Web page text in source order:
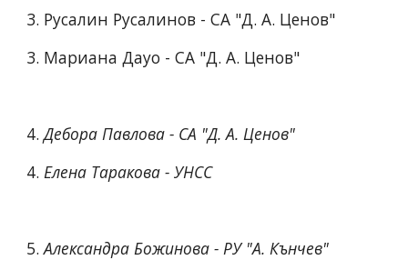
3. Русалин Русалинов - СА "Д. А. Ценов"
3. Мариана Дауо - СА "Д. А. Ценов"
4. Дебора Павлова - СА "Д. А. Ценов"
4. Елена Таракова - УНСС
5. Александра Божинова - РУ "А. Кънчев"